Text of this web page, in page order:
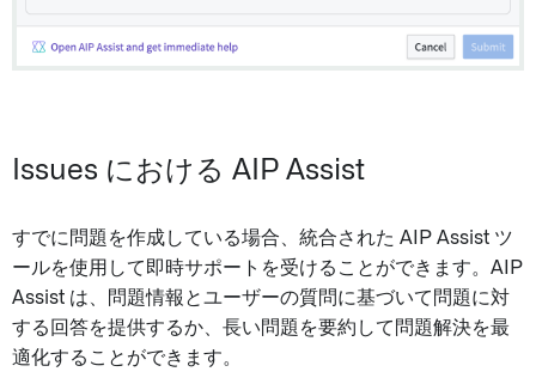
Issues における AIP Assist
すでに問題を作成している場合、統合された AIP Assist ツ
ールを使用して即時サポートを受けることができます。AIP
Assist は、問題情報とユーザーの質問に基づいて問題に対
する回答を提供するか、長い問題を要約して問題解決を最
適化することができます。